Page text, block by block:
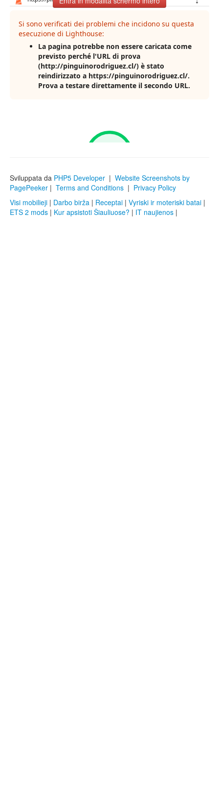
Sviluppata da PHP5 Developer | Website Screenshots by
PagePeeker | Terms and Conditions | Privacy Policy
Visi mobilieji | Darbo birža | Receptai | Vyriski ir moteriski batai |
ETS 2 mods | Kur apsistoti Šiauliuose? | IT naujienos |